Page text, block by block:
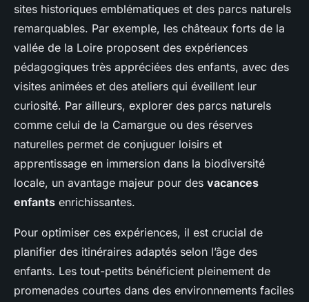
sites historiques emblématiques et des parcs naturels
remarquables. Par exemple, les châteaux forts de la
vallée de la Loire proposent des expériences
pédagogiques très appréciées des enfants, avec des
visites animées et des ateliers qui éveillent leur
curiosité. Par ailleurs, explorer des parcs naturels
comme celui de la Camargue ou des réserves
naturelles permet de conjuguer loisirs et
apprentissage en immersion dans la biodiversité
locale, un avantage majeur pour des vacances
enfants enrichissantes.
Pour optimiser ces expériences, il est crucial de
planifier des itinéraires adaptés selon l’âge des
enfants. Les tout-petits bénéficient pleinement de
promenades courtes dans des environnements faciles